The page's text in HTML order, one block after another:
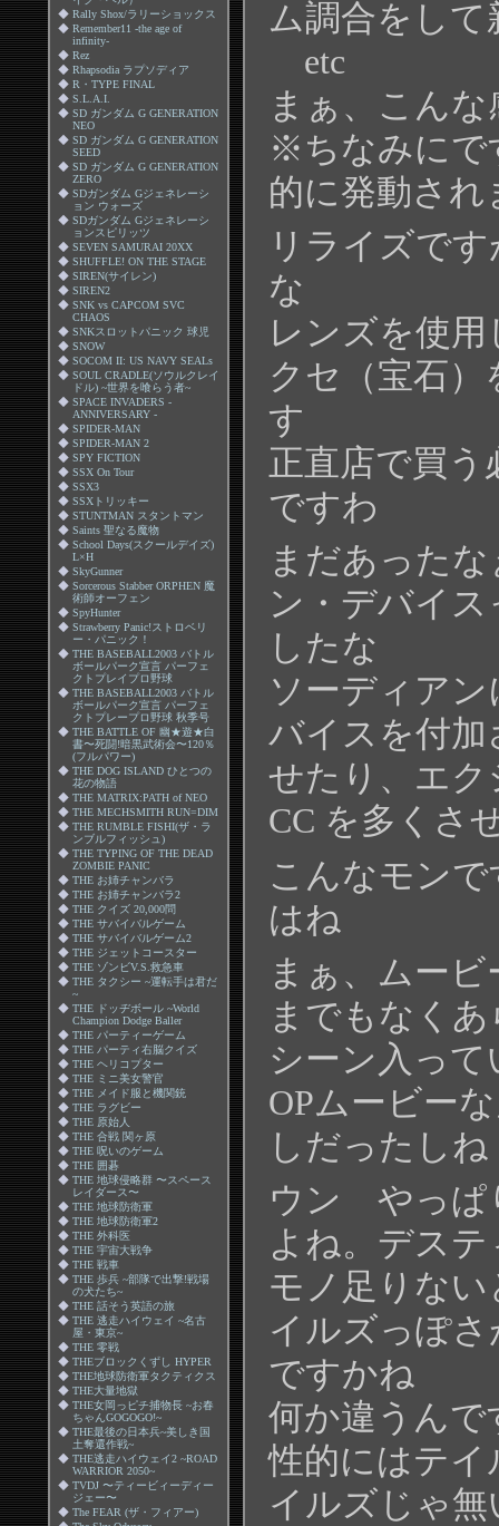
◆ Rally Shox/ラリーショックス
◆ Remember11 -the age of
infinity-
◆ Rez
◆ Rhapsodia ラプソディア
◆ R・TYPE FINAL
◆ S.L.A.I.
◆ SD ガンダム G GENERATION
NEO
◆ SD ガンダム G GENERATION
SEED
◆ SD ガンダム G GENERATION
ZERO
◆ SDガンダム Gジェネレーシ
ョン ウォーズ
◆ SDガンダム Gジェネレーシ
ョンスピリッツ
◆ SEVEN SAMURAI 20XX
◆ SHUFFLE! ON THE STAGE
◆ SIREN(サイレン)
◆ SIREN2
◆ SNK vs CAPCOM SVC
CHAOS
◆ SNKスロットパニック 球児
◆ SNOW
◆ SOCOM II: US NAVY SEALs
◆ SOUL CRADLE(ソウルクレイ
ドル) ~世界を喰らう者~
◆ SPACE INVADERS -
ANNIVERSARY -
◆ SPIDER-MAN
◆ SPIDER-MAN 2
◆ SPY FICTION
◆ SSX On Tour
◆ SSX3
◆ SSXトリッキー
◆ STUNTMAN スタントマン
◆ Saints 聖なる魔物
◆ School Days(スクールデイズ)
L×H
◆ SkyGunner
◆ Sorcerous Stabber ORPHEN 魔
術師オーフェン
◆ SpyHunter
◆ Strawberry Panic!ストロベリ
ー・パニック！
◆ THE BASEBALL2003 バトル
ボールパーク宣言 パーフェ
クトプレイプロ野球
◆ THE BASEBALL2003 バトル
ボールパーク宣言 パーフェ
クトプレープロ野球 秋季号
◆ THE BATTLE OF 幽★遊★白
書〜死闘!暗黒武術会〜120％
(フルパワー)
◆ THE DOG ISLAND ひとつの
花の物語
◆ THE MATRIX:PATH of NEO
◆ THE MECHSMITH RUN=DIM
◆ THE RUMBLE FISHI(ザ・ラ
ンブルフィッシュ)
◆ THE TYPING OF THE DEAD
ZOMBIE PANIC
◆ THE お姉チャンバラ
◆ THE お姉チャンバラ2
◆ THE クイズ 20,000問
◆ THE サバイバルゲーム
◆ THE サバイバルゲーム2
◆ THE ジェットコースター
◆ THE ゾンビV.S.救急車
◆ THE タクシー ~運転手は君だ
~
◆ THE ドッヂボール ~World
Champion Dodge Baller
◆ THE パーティーゲーム
◆ THE パーティ右脳クイズ
◆ THE ヘリコプター
◆ THE ミニ美女警官
◆ THE メイド服と機関銃
◆ THE ラグビー
◆ THE 原始人
◆ THE 合戦 関ヶ原
◆ THE 呪いのゲーム
◆ THE 囲碁
◆ THE 地球侵略群 〜スペース
レイダース〜
◆ THE 地球防衛軍
◆ THE 地球防衛軍2
◆ THE 外科医
◆ THE 宇宙大戦争
◆ THE 戦車
◆ THE 歩兵 ~部隊で出撃!戦場
の犬たち~
◆ THE 話そう英語の旅
◆ THE 逃走ハイウェイ ~名古
屋・東京~
◆ THE 零戦
◆ THEブロックくずし HYPER
◆ THE地球防衛軍タクティクス
◆ THE大量地獄
◆ THE女岡っピチ捕物長 ~お春
ちゃんGOGOGO!~
◆ THE最後の日本兵~美しき国
土奪還作戦~
◆ THE逃走ハイウェイ2 ~ROAD
WARRIOR 2050~
◆ TVDJ 〜ティービィーディー
ジェー〜
◆ The FEAR (ザ・フィアー)
ム調合をし
etc
まぁ、こん
※ちなみにで
的に発動され
リライズで
な
レンズを使
クセ（宝石
す
正直店で買う
ですわ
まだあった
ン・デバイ
したな
ソーディア
バイスを付加
せたり、エ
CC を多くさ
こんなモン
はね
まぁ、ムー
までもなく
シーン入っ
OPムービー
しだったしね
ウン やっぱ
よね。デステ
モノ足りな
イルズっぽ
ですかね
何か違うんで
性的にはテ
イルズじゃ